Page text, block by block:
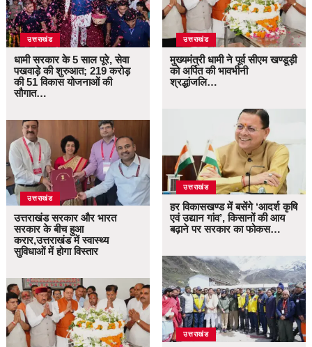
उत्तराखंड
धामी सरकार के 5 साल पूरे, सेवा
पखवाड़े की शुरुआत; 219 करोड़
की 51 विकास योजनाओं की
सौगात…
उत्तराखंड
उत्तराखंड सरकार और भारत
सरकार के बीच हुआ
करार,उत्तराखंड में स्वास्थ्य
सुविधाओं में होगा विस्तार
उत्तराखंड
मुख्यमंत्री धामी ने पूर्व सीएम खण्डूड़ी
को अर्पित की भावभीनी
श्रद्धांजलि…
उत्तराखंड
हर विकासखण्ड में बसेंगे ‘आदर्श कृषि
एवं उद्यान गांव’, किसानों की आय
बढ़ाने पर सरकार का फोकस…
उत्तराखंड